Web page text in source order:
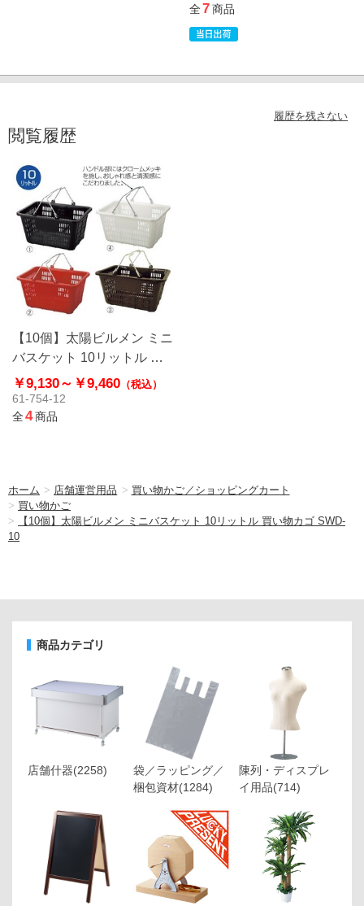
全7商品
履歴を残さない
閲覧履歴
【10個】太陽ビルメン ミニ
バスケット 10リットル 買
い物カゴ SWD-10
￥9,130～ ￥9,460 （税込）
61-754-12
全4商品
ホーム > 店舗運営用品 > 買い物かご／ショッピングカート
> 買い物かご
>
【10個】太陽ビルメン ミニバスケット 10リットル 買い物カゴ SWD-
10
商品カテゴリ
店舗什器(2258)
袋／ラッピング／
梱包資材(1284)
陳列・ディスプレ
イ用品(714)